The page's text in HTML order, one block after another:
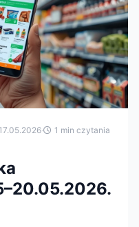
17.05.2026·
1 min czytania